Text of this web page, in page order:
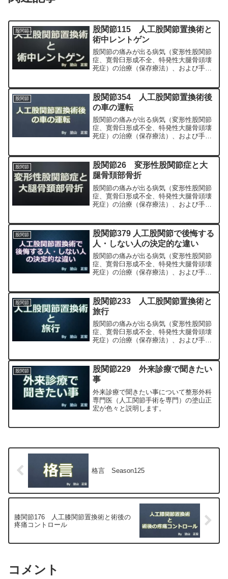
股関節
股関節115 人工股関節置換術と
術中レントゲン
股関節の痛みが出る病気（変形性股関節
症、寛骨臼形成不全、特発性大腿骨頭壊
死症）の治療（保存療法）、および手術
科専門医（人工関節手術を専門）の塗山
正宏が色々と説明します。
股関節
股関節354 人工股関節置換術後
の車の運転
股関節の痛みが出る病気（変形性股関節
症、寛骨臼形成不全、特発性大腿骨頭壊
死症）の治療（保存療法）、および手術
科専門医（人工関節手術を専門）の塗山
正宏が色々と説明します。
股関節
股関節26 変形性股関節症と大
腿骨頚部骨折
股関節の痛みが出る病気（変形性股関節
症、寛骨臼形成不全、特発性大腿骨頭壊
死症）の治療（保存療法）、および手術
科専門医（人工関節手術を専門）の塗山
正宏が色々と説明します。
股関節
股関節379 人工股関節で後悔する
人・しない人の決定的な違い
股関節の痛みが出る病気（変形性股関節
症、寛骨臼形成不全、特発性大腿骨頭壊
死症）の治療（保存療法）、および手術
科専門医（人工関節手術を専門）の塗山
正宏が色々と説明します。
股関節
股関節233 人工股関節置換術と
旅行
股関節の痛みが出る病気（変形性股関節
症、寛骨臼形成不全、特発性大腿骨頭壊
死症）の治療（保存療法）、および手術
科専門医（人工関節手術を専門）の塗山
正宏が色々と説明します。
股関節
股関節229 外来診療で聞きたい
事
外来診療で聞きたい事について整形外科
専門医（人工関節手術を専門）の塗山正
宏が色々と説明します。
格言 Season125
膝関節176 人工膝関節置換術と術後の
疼痛コントロール
コメント